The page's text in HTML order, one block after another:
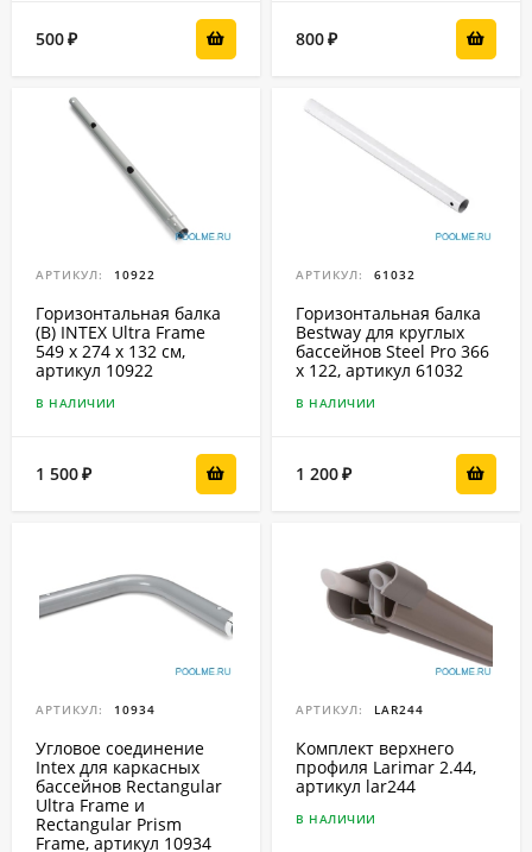
500₽ 800₽
АРТИКУЛ: 10922
Горизонтальная балка
(B) INTEX Ultra Frame
549 х 274 х 132 см,
артикул 10922
В НАЛИЧИИ
1 500₽
АРТИКУЛ: 61032
Горизонтальная балка
Bestway для круглых
бассейнов Steel Pro 366
x 122, артикул 61032
В НАЛИЧИИ
1 200₽
АРТИКУЛ: 10934
Угловое соединение
Intex для каркасных
бассейнов Rectangular
Ultra Frame и
Rectangular Prism
Frame, артикул 10934
АРТИКУЛ: LAR244
Комплект верхнего
профиля Larimar 2.44,
артикул lar244
В НАЛИЧИИ